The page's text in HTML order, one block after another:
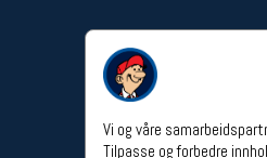
Vi og våre
Tilpasse og forbedre